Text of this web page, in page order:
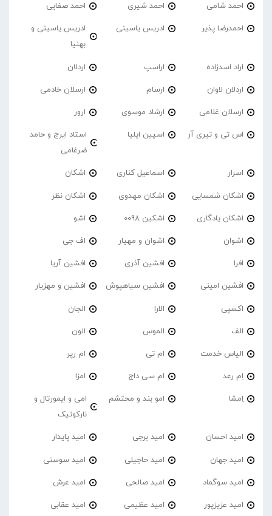
احمد شامی احمد شیری احمد صفایی
احمدرضا پذیر ادریس یاسینی
ادریس یاسینی و
بهنیا
اراد اسدزاده اراسپ اردلان
اردلان لاوان ارسام ارسلان خادمی
ارسلان غلامی ارشاد موسوی ارور
اس تی و تیری آر اسپین ایلیا
استاد ایرج و حامد
ضرغامی
اسرار اسماعیل کناری اشکان
اشکان شمسایی اشکان مهدوی اشکان نظر
اشکان یادگاری اشکین 0098 اشو
اشوان اشوان و مهیار اف جی
افرا افشین آذری افشین آریا
افشین امینی افشین سیاهپوش افشین و مهزیار
اکسپی الارا الجان
الف الموس الون
الیاس خدمت ام تی ام رپر
اِم رعد ام سی داج امزا
اِمشا امو بند و محتشم
امی و ایمورتال و
نارکوتیک
امید احسان امید برجی امید پایدار
امید جهان امید حاجیلی امید سوسنی
امید سوگماد امید صالحی امید عرش
امید عزیزپور امید عظیمی امید عقابی